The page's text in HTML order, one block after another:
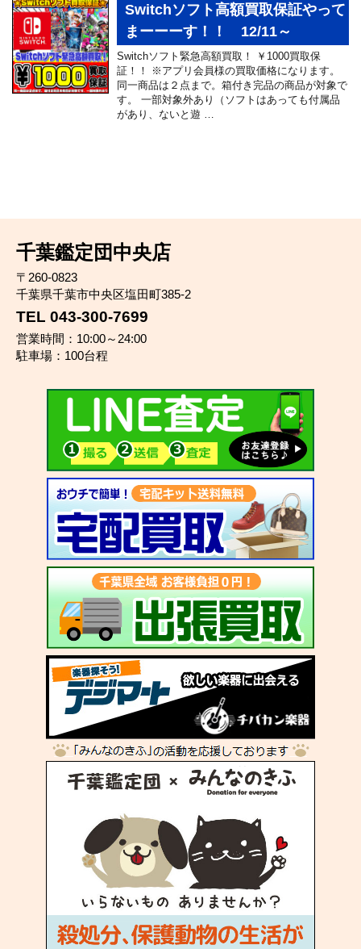
Switchソフト高額買取保証やって
まーーーす！！ 12/11～
Switchソフト緊急高額買取！ ￥1000買取保
証！！ ※アプリ会員様の買取価格になります。
同一商品は２点まで。箱付き完品の商品が対象で
す。 一部対象外あり（ソフトはあっても付属品
があり、ないと遊 …
千葉鑑定団中央店
〒260-0823
千葉県千葉市中央区塩田町385-2
TEL 043-300-7699
営業時間：10:00～24:00
駐車場：100台程